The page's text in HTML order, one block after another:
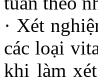
· Xét
các loại
khi làm